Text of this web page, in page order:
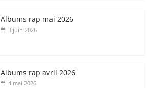
Albums rap mai 2026
3 juin 2026
Albums rap avril 2026
4 mai 2026